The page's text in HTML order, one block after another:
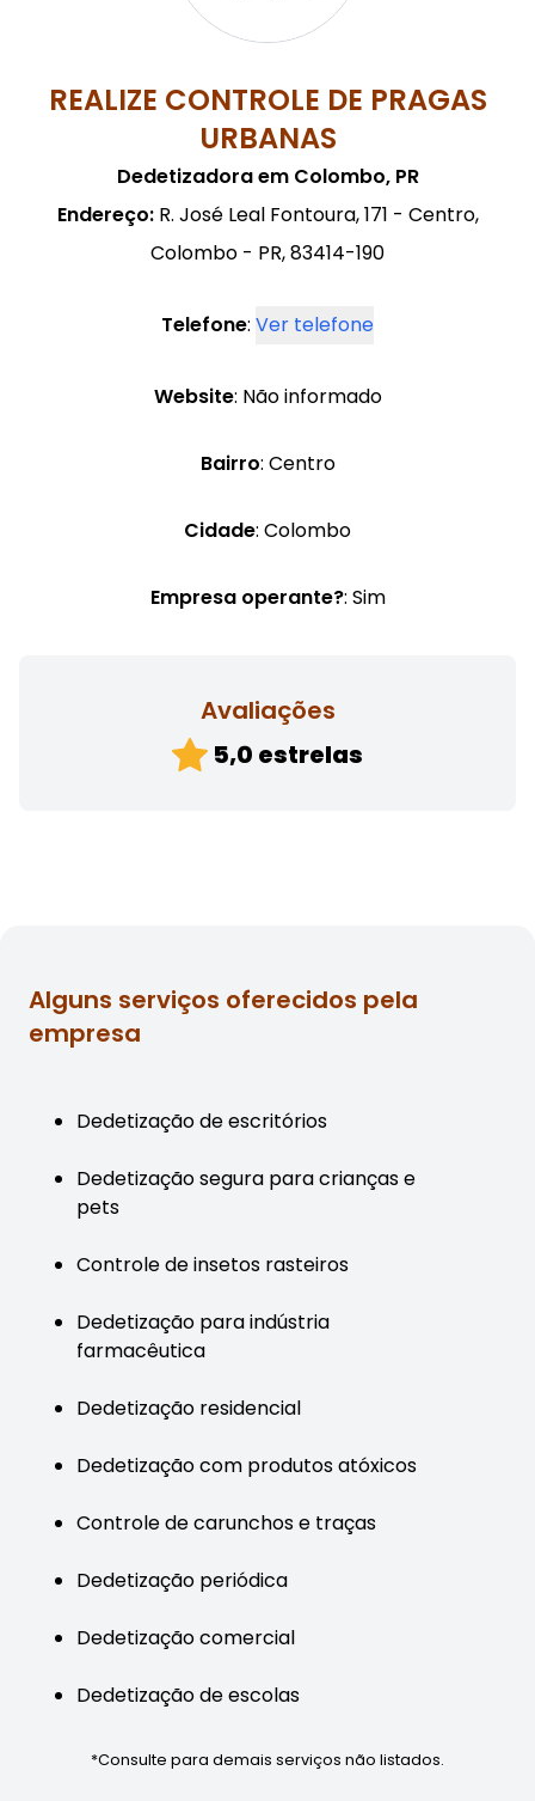
REALIZE CONTROLE DE PRAGAS
URBANAS
Dedetizadora em Colombo, PR
Endereço:R. José Leal Fontoura, 171 - Centro,
Colombo - PR, 83414-190
Telefone: Ver telefone
Website: Não informado
Bairro: Centro
Cidade: Colombo
Empresa operante?: Sim
Avaliações
5,0 estrelas
Alguns serviços oferecidos pela
empresa
Dedetização de escritórios
Dedetização segura para crianças e
pets
Controle de insetos rasteiros
Dedetização para indústria
farmacêutica
Dedetização residencial
Dedetização com produtos atóxicos
Controle de carunchos e traças
Dedetização periódica
Dedetização comercial
Dedetização de escolas
*Consulte para demais serviços não listados.